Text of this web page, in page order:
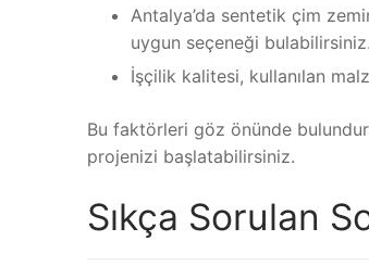
Antalya’da sentetik çim
uygun seçeneği bulabilirsiniz.
İşçilik kalitesi, kullanılan
Bu faktörleri göz önünde
projenizi başlatabilirsiniz.
Sıkça Sorulan